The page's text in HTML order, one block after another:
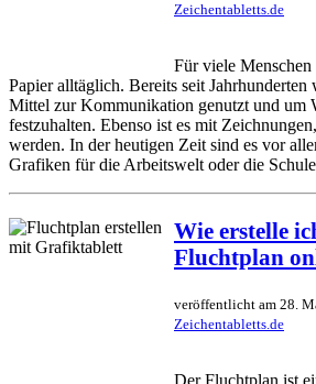
Zeichentabletts.de
Für viele Menschen
Papier alltäglich. Bereits seit
Mittel zur Kommunikation genutzt und um
festzuhalten. Ebenso ist es mit
werden. In der heutigen Zeit sind es vor
Grafiken für die Arbeitswelt oder die
Wie erstelle
Fluchtplan
veröffentlicht am 28.
Zeichentabletts.de
Der Fluchtplan ist